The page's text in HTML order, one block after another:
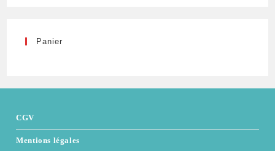
Panier
CGV
Mentions légales